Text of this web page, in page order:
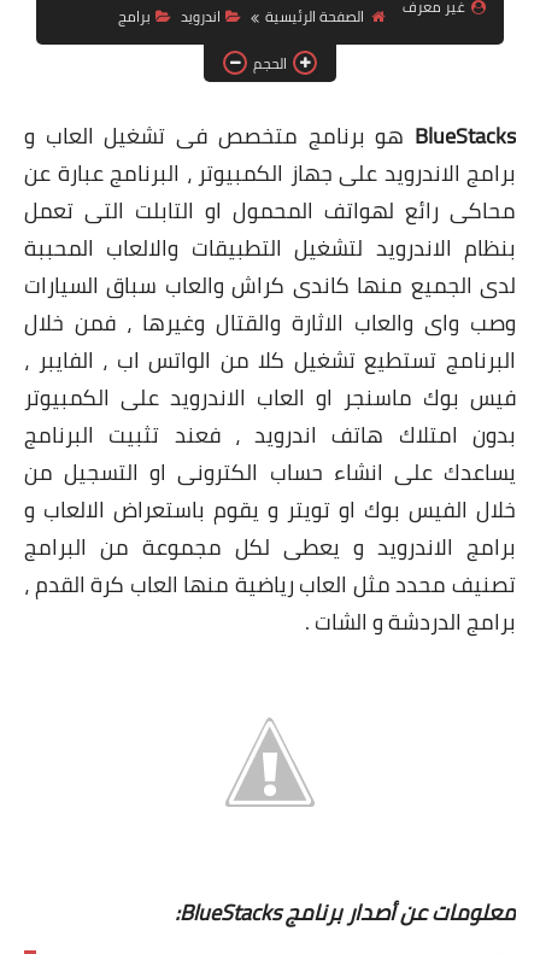
ويندوز 8.1
ويندوز 7
اندرويد
ايفون
العاب
مراجعات
الربح من الانترنت
الحماية
غير معرف الصفحة الرئيسية اندرويد
برامج
الحجم
BlueStacks هو برنامج متخصص فى تشغيل العاب و
برامج الاندرويد على جهاز الكمبيوتر ، البرنامج عبارة عن
محاكى رائع لهواتف المحمول او التابلت التى تعمل
بنظام الاندرويد لتشغيل التطبيقات والالعاب المحببة
لدى الجميع منها كاندى كراش والعاب سباق السيارات
وصب واى والعاب الاثارة والقتال وغيرها ، فمن خلال
البرنامج تستطيع تشغيل كلا من الواتس اب ، الفايبر ،
فيس بوك ماسنجر او العاب الاندرويد على الكمبيوتر
بدون امتلاك هاتف اندرويد ، فعند تثبيت البرنامج
يساعدك على انشاء حساب الكترونى او التسجيل من
خلال الفيس بوك او تويتر و يقوم باستعراض الالعاب و
برامج الاندرويد و يعطى لكل مجموعة من البرامج
تصنيف محدد مثل العاب رياضية منها العاب كرة القدم ،
برامج الدردشة و الشات .
معلومات عن أصدار برنامج BlueStacks: